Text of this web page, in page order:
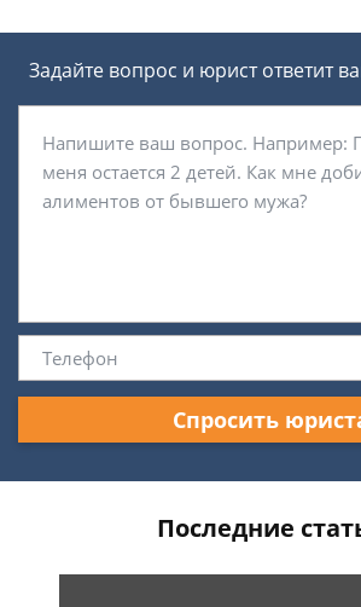
Задайте вопрос и юрист ответит
Спросить
Последние